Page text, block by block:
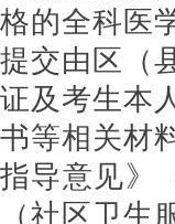
格的全科医
提交由区（
证及考生本
书等相关材
指导意见》
（社区卫